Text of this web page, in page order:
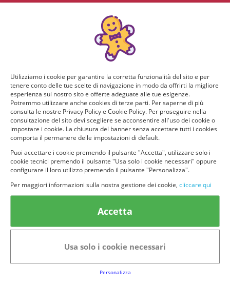
Categorie in evidenza
Alimenti e bevande
Senior
Utilizziamo i cookie per garantire la corretta funzionalità del sito e per
tenere conto delle tue scelte di navigazione in modo da offrirti la migliore
esperienza sul nostro sito e offerte adeguate alle tue esigenze.
Potremmo utilizzare anche cookies di terze parti. Per saperne di più
consulta le nostre Privacy Policy e Cookie Policy. Per proseguire nella
consultazione del sito devi scegliere se acconsentire all'uso dei cookie o
impostare i cookie. La chiusura del banner senza accettare tutti i cookies
comporta il permanere delle impostazioni di default.
Puoi accettare i cookie premendo il pulsante "Accetta", utilizzare solo i
cookie tecnici premendo il pulsante "Usa solo i cookie necessari" oppure
configurare il loro utilizzo premendo il pulsante "Personalizza".
Per maggiori informazioni sulla nostra gestione dei cookie, cliccare qui
Accetta
Usa solo i cookie necessari
Personalizza